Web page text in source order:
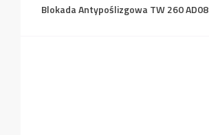
Blokada Antypoślizgowa TW 260 AD08